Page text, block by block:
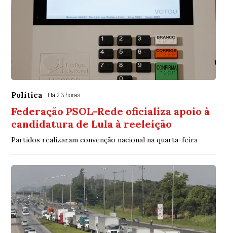
Política Há 23 horas
Federação PSOL-Rede oficializa apoio à
candidatura de Lula à reeleição
Partidos realizaram convenção nacional na quarta-feira